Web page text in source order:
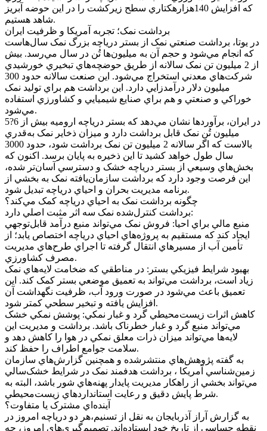
که افزايش 140هزارهکتاري سطح زيرکشت را در اين حوضه‌ آبريز
شاهد هستيم.
برداشت نمک؛ تجربه آمريکا و ظرفيت ايران
در يوتا، برداشت صنعتي نمک از بستر درياچه بزرگ نمک سال‌هاست
که انجام مي‌شود و حجم آن به ميليون‌ها تُن در سال مي‌رسد. بيش
از 2 ميليون تن نمک سالانه از طريق حوضچه‌هاي تبخيري خورشيدي
شرکت‌هاي معدني استخراج مي‌شود. اين صنعت سالانه حدود 300
ميليون دلار درآمدزايي دارد. اين برداشت هم براي توليد نمک
خوراکي و صنعتي و هم براي صنايع شيميايي و کشاورزي استفاده
مي‌شود.
در ايران، برآوردها نشان مي‌دهد که بستر درياچه اروميه بيش از 6?5
ميليون تُن نمک قابل برداشت دارد و ميزان ذخاير نمک به‌قدري
بالاست که اگر سالانه 2 ميليون تن نمک برداشت شود، حدود 3000
سال طول خواهد کشيد تا اين ذخيره به پايان برسد. اکنون که
بخش‌هاي وسيعي از بستر درياچه خشک و دسترسي آسان‌تر شده،
اين فرصت وجود دارد که برداشت سازمان‌يافته نمک به بخشي از
برنامه مديريت بحران و احياي درياچه تبديل شود.
چگونه برداشت نمک به احياي درياچه کمک مي‌کند؟
برداشت کنترل‌شده نمک سه اثر مثبت اصلي دارد:
منبع مالي براي احيا: فروش نمک مي‌تواند منبع درآمد قابل‌توجهي
ايجاد کند که مستقيم به پروژه‌هاي احياي درياچه اختصاص يابد؛ از
تأمين آب از مسيرهاي انتقال گرفته تا اجراي طرح‌هاي مديريت
مصرف کشاورزي.
بهبود شرايط فيزيکي بستر: در مناطقي که ضخامت لايه‌هاي نمک
زياد است، برداشت مي‌تواند به تعميق موضعي بستر کمک کند. اين
تعميق باعث مي‌شود در صورت ورود آب، ظرفيت نگهداشت آن
افزايش يافته و تبخير سطحي کمتر شود.
کاهش اثرات زيست‌محيطي گرد و غبار نمکي: پوشش نمکي خشک
مي‌تواند منبع گرد و غبار خطرناک باشد. برداشت و مديريت اين
لايه‌ها مي‌تواند ميزان ذرات معلق نمکي در هوا را کاهش دهد و
سلامت جوامع اطراف را حفظ کند.
به گفته پژوهش‌هاي منتشرشده و همچنين گزارش‌هاي سازمان
زمين‌شناسي آمريکا ، برداشت هدفمند نمک در شرايط خشک‌سالي
مي‌تواند بخشي از راهکار مديريت پايدار پهنه‌هاي شور باشد، البته به
شرط پايش دقيق و رعايت استانداردهاي زيست‌محيطي.
آينده‌اي مشترک يا متفاوت؟
به گزارش آراز آذربايجان به نقل از تسنيم،هر دو درياچه امروز در
نقطه حساسي از تاريخ خود ايستاده‌اند. تصميم‌گيري‌هاي امروز، چه